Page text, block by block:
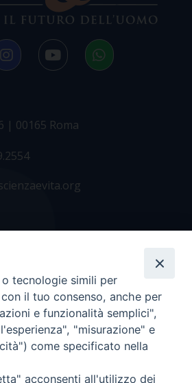
| 00165 Roma
tecnologie simili per
il tuo consenso, anche per
e funzionalità semplici",
"misurazione" e
come specificato nella
acconsenti all'utilizzo dei